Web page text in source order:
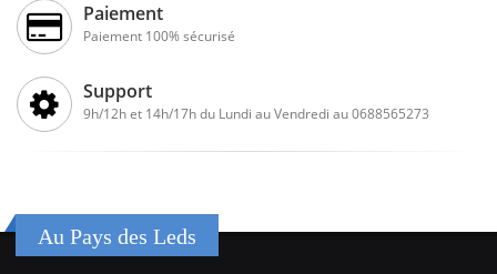
Paiement
Paiement 100% sécurisé
Support
9h/12h et 14h/17h du Lundi au Vendredi au 0688565273
Au Pays des Leds